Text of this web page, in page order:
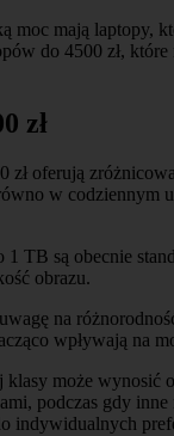
moc mają laptopy,
do 4500 zł,
zł
zł oferują
w
TB są obecnie
obrazu.
na
wpływają na
klasy może
podczas gdy
indywidualnych